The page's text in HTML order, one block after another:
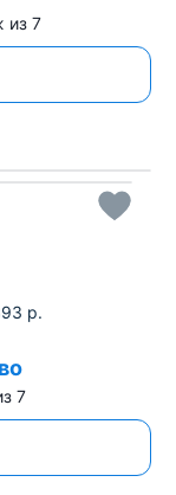
из 7
Все фото
р.
7